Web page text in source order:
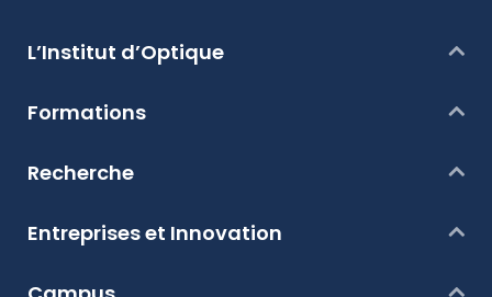
L’Institut d’Optique
Formations
Recherche
Entreprises et Innovation